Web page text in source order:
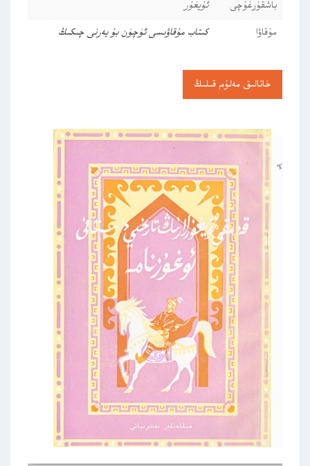
باشقۇرغۇچى
ئۇيغۇر
مۇقاۋا
كىتاب مۇقاۋىسى ئۈچۈن بۇ يەرنى چىكىڭ
خاتالىق مەلۇم قىلىڭ